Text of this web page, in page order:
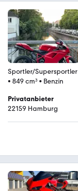
Sportler/Supersportler
• 849 cm³• Benzin
Privatanbieter
22159 Hamburg